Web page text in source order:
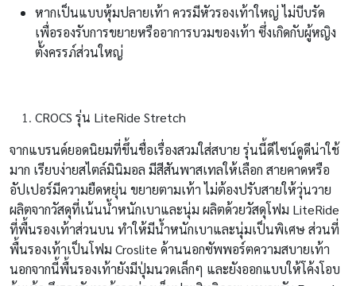
หากเป็นแบบหุ้มปลายเท้า ควรมีหัวรองเท้าใหญ่ ไม่บีบรัด
เพื่อรองรับการขยายหรืออาการบวมของเท้า ซึ่งเกิดกับผู้หญิง
ตั้งครรภ์ส่วนใหญ่
CROCS รุ่น LiteRide Stretch
จากแบรนด์ยอดนิยมที่ขึ้นชื่อเรื่องสวมใส่สบาย รุ่นนี้ดีไซน์ดูดีน่าใช้
มาก เรียบง่ายสไตล์มินิมอล มีสีสันพาสเทลให้เลือก สายคาดหรือ
อัปเปอร์มีความยืดหยุ่น ขยายตามเท้า ไม่ต้องปรับสายให้วุ่นวาย
ผลิตจากวัสดุที่เน้นน้ำหนักเบาและนุ่ม ผลิตด้วยวัสดุโฟม LiteRide
ที่พื้นรองเท้าส่วนบน ทำให้มีน้ำหนักเบาและนุ่มเป็นพิเศษ ส่วนที่
พื้นรองเท้าเป็นโฟม Croslite ด้านนอกซัพพอร์ตความสบายเท้า
นอกจากนี้พื้นรองเท้ายังมีปุ่มนวดเล็กๆ และยังออกแบบให้โค้งโอบ